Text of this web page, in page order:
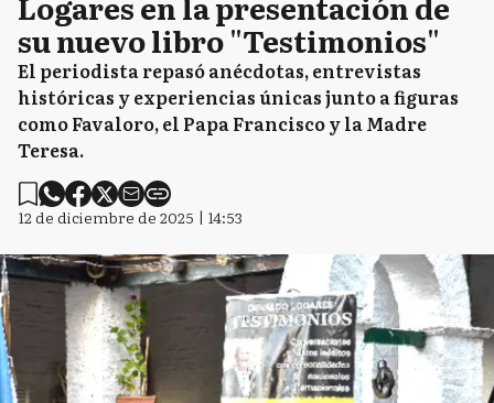
su nuevo libro "Testimonios"
El periodista repasó anécdotas, entrevistas
históricas y experiencias únicas junto a figuras
como Favaloro, el Papa Francisco y la Madre
Teresa.
12 de diciembre de 2025 | 14:53